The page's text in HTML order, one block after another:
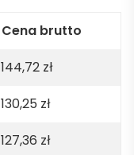
Cena brutto
144,72 zł
130,25 zł
127,36 zł